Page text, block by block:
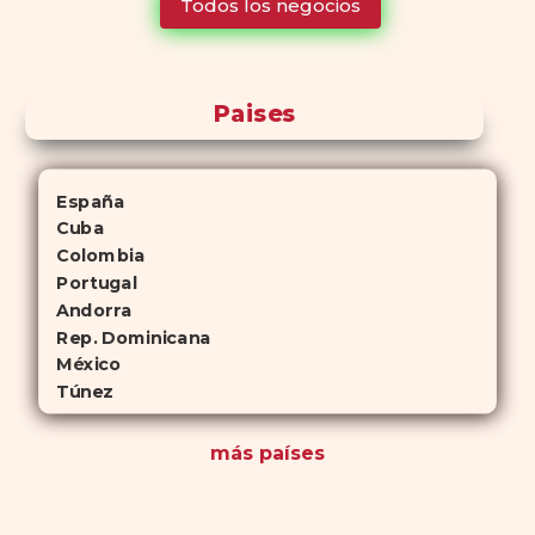
para quienes no desean planificar sus actividades románticas con
Todos los negocios
Paises
España
Cuba
Colombia
Portugal
Andorra
Rep. Dominicana
México
Túnez
más países